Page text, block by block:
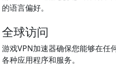
的语言偏好。
全球访问
游戏VPN加速器确保您能够在任
各种应用程序和服务。